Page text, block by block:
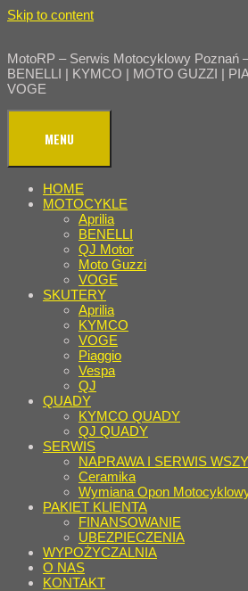
Skip to content
MotoRP – Serwis Motocyklowy Poznań
BENELLI | KYMCO | MOTO GUZZI |
VOGE
MENU
HOME
MOTOCYKLE
Aprilia
BENELLI
QJ Motor
Moto Guzzi
VOGE
SKUTERY
Aprilia
KYMCO
VOGE
Piaggio
Vespa
QJ
QUADY
KYMCO QUADY
QJ QUADY
SERWIS
NAPRAWA I SERWIS
Ceramika
Wymiana Opon
PAKIET KLIENTA
FINANSOWANIE
UBEZPIECZENIA
WYPOŻYCZALNIA
O NAS
KONTAKT